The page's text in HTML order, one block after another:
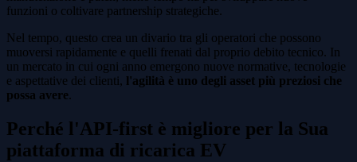
funzioni o coltivare partnership strategiche.
Nel tempo, questo crea un divario tra gli operatori che possono
muoversi rapidamente e quelli frenati dal proprio debito tecnico. In
un mercato in cui ogni anno emergono nuove normative, tecnologie
e aspettative dei clienti, l'agilità è uno degli asset più preziosi che
possa avere.
Perché l'API-first è migliore per la Sua
piattaforma di ricarica EV